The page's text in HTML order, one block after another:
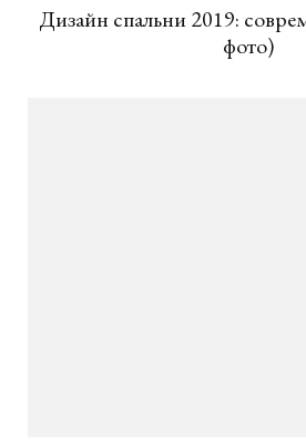
Дизайн спальни 2019:
фото)